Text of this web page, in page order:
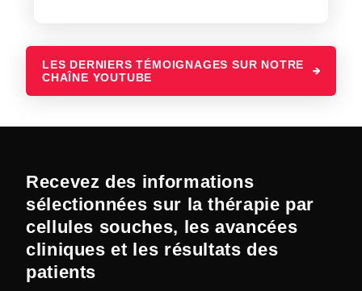
LES DERNIERS TÉMOIGNAGES SUR NOTRE
CHAÎNE YOUTUBE
Recevez des informations
sélectionnées sur la thérapie par
cellules souches, les avancées
cliniques et les résultats des
patients